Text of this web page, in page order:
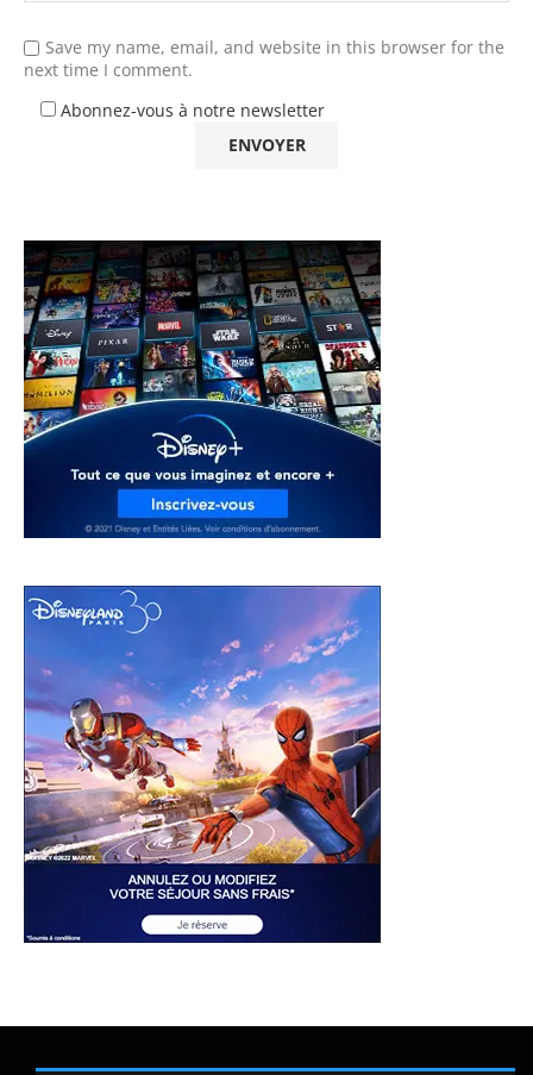
Save my name, email, and website in this browser for the
next time I comment.
Abonnez-vous à notre newsletter